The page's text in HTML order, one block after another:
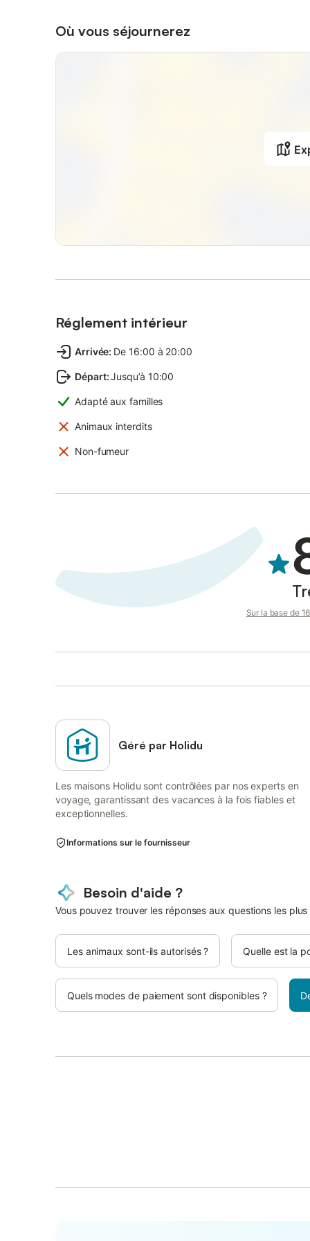
Où vous séjournerez
Réglement intérieur
Arrivée: De 16:00 à 20:00
Départ:Jusqu’à 10:00
Adapté aux familles
Animaux interdits
Non-fumeur
Sur la base de
Géré par Holidu
Les maisons Holidu sont contrôlées par nos experts en
voyage, garantissant des vacances à la fois fiables et
exceptionnelles.
Informations sur le fournisseur
Besoin d'aide ?
Vous pouvez trouver les réponses aux questions les
Les animaux sont-ils autorisés ? Quelle est la
Quels modes de paiement sont disponibles ?